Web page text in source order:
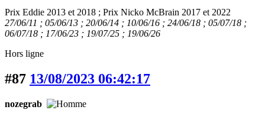
Prix Eddie 2013 et 2018 ; Prix Nicko McBrain 2017 et 2022
27/06/11 ; 05/06/13 ; 20/06/14 ; 10/06/16 ; 24/06/18 ; 05/07/18 ;
06/07/18 ; 17/06/23 ; 19/07/25 ; 19/06/26
Hors ligne
#87 13/08/2023 06:42:17
nozegrab